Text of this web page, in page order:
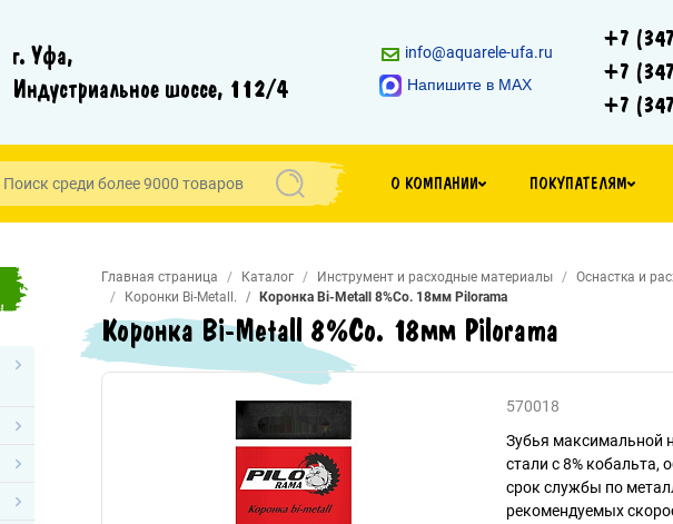
г. Уфа,
Индустриальное шоссе, 112/4
info@aquarele-ufa.ru
Напишите в MAX
+7
+7
+7
О КОМПАНИИ ПОКУПАТЕЛЯМ
Главная страница Каталог Инструмент и расходные материалы
Оснастка и
Коронки Bi-Metall.
Коронка Bi-Metall 8%Co. 18мм Pilorama
Коронка Bi-Metall 8%Co. 18мм Pilorama
570018
Зубья максимальной
стали с 8%
срок службы по
рекомендуемых